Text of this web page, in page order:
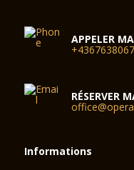
APPELER
RÉSERVER
Informations